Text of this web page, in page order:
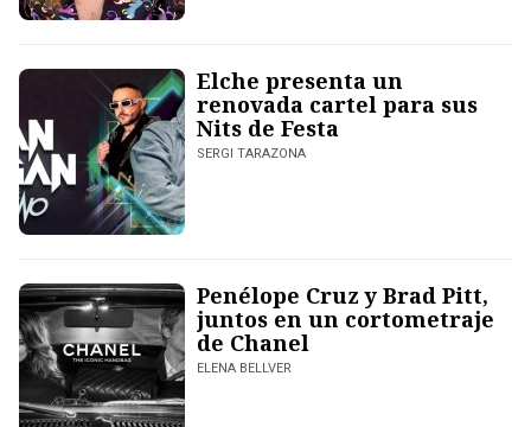
Elche presenta un
renovada cartel para sus
Nits de Festa
SERGI TARAZONA
Penélope Cruz y Brad Pitt,
juntos en un cortometraje
de Chanel
ELENA BELLVER